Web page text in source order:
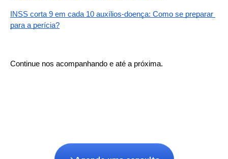
INSS corta 9 em cada 10 auxílios-doença: Como se preparar
para a perícia?
Continue nos acompanhando e até a próxima.